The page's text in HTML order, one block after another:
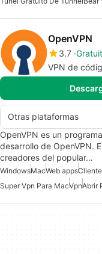
OpenVPN
3.7
VPN de
Otras plataformas
OpenVPN es un
desarrollo de OpenVPN.
creadores del popular…
WindowsMacWeb apps
Super Vpn Para MacVpnAbrir